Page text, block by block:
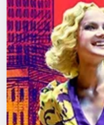
Экскурсии
Спорт
События
Города
Площадки